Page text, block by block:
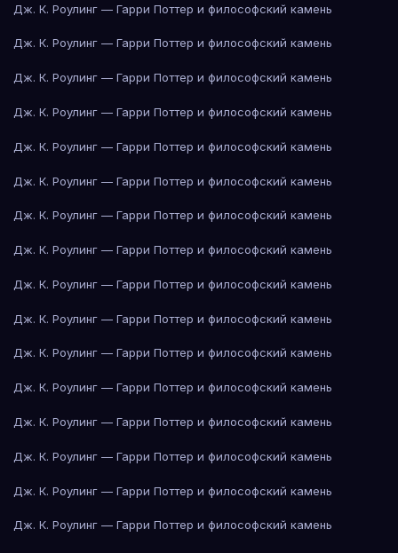
Дж. К. Роулинг — Гарри Поттер и философский камень
Дж. К. Роулинг — Гарри Поттер и философский камень
Дж. К. Роулинг — Гарри Поттер и философский камень
Дж. К. Роулинг — Гарри Поттер и философский камень
Дж. К. Роулинг — Гарри Поттер и философский камень
Дж. К. Роулинг — Гарри Поттер и философский камень
Дж. К. Роулинг — Гарри Поттер и философский камень
Дж. К. Роулинг — Гарри Поттер и философский камень
Дж. К. Роулинг — Гарри Поттер и философский камень
Дж. К. Роулинг — Гарри Поттер и философский камень
Дж. К. Роулинг — Гарри Поттер и философский камень
Дж. К. Роулинг — Гарри Поттер и философский камень
Дж. К. Роулинг — Гарри Поттер и философский камень
Дж. К. Роулинг — Гарри Поттер и философский камень
Дж. К. Роулинг — Гарри Поттер и философский камень
Дж. К. Роулинг — Гарри Поттер и философский камень